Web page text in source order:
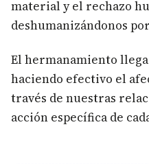
material y el rechazo
deshumanizándonos
El hermanamiento
haciendo efectivo el
través de nuestras
acción específica de